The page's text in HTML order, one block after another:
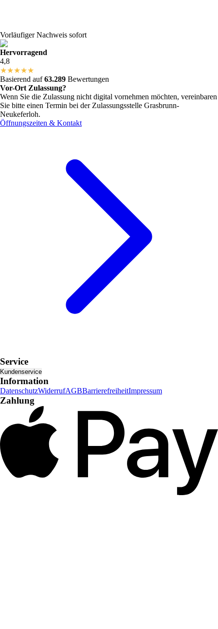
Vorläufiger Nachweis sofort
Hervorragend
4,8
★★★★★
Basierend auf63.289 Bewertungen
Vor-Ort Zulassung?
Wenn Sie die Zulassung nicht digital vornehmen möchten, vereinbaren
Sie bitte einen Termin bei der Zulassungsstelle Grasbrunn-
Neukeferloh.
Öffnungszeiten & Kontakt
Service
Kundenservice
Information
DatenschutzWiderrufAGBBarrierefreiheitImpressum
Zahlung